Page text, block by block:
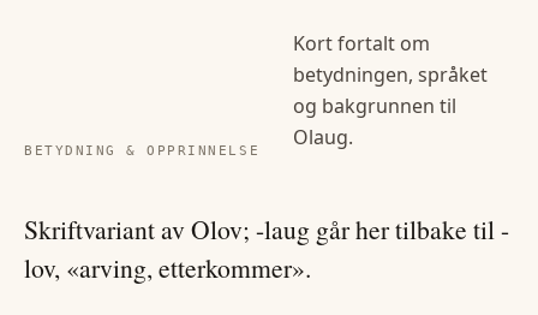
BETYDNING & OPPRINNELSE
Kort fortalt om
betydningen, språket
og bakgrunnen til
Olaug.
Skriftvariant av Olov; -laug går her tilbake til -
lov, «arving, etterkommer».